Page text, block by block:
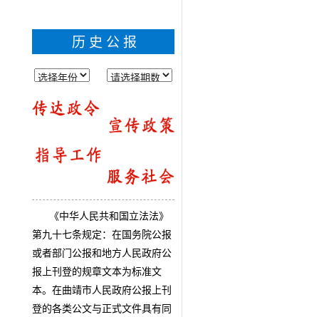
历史公报
《中华人民共和国立法法》
第九十七条规定：在国务院公报
或者部门公报和地方人民政府公
报上刊登的规章文本为标准文
本。在曲靖市人民政府公报上刊
登的各类公文与正式文件具有同